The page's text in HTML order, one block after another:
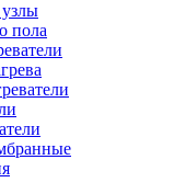
пола